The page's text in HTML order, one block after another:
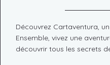
Découvrez Cartaventura,
Ensemble, vivez une
découvrir tous les secrets